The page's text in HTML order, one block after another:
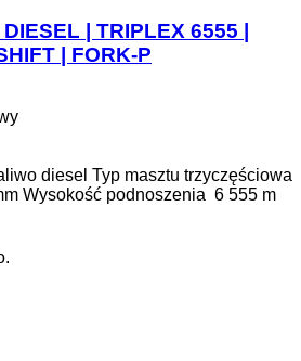
| TRIPLEX 6555 |
| FORK-P
diesel Typ masztu trzyczęściowa
Wysokość podnoszenia 6 555 m